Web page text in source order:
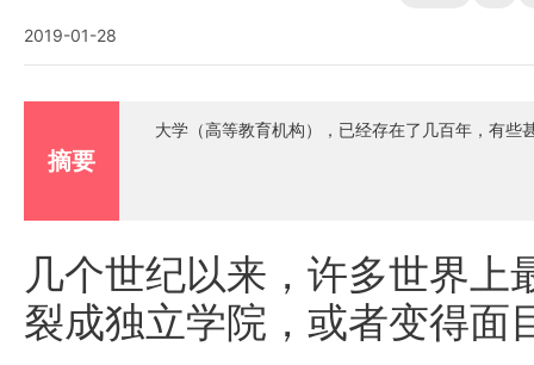
2019-01-28
摘要
大学（高等教育机构），已经存在了几百年，有
几个世纪以来，许多世界上
裂成独立学院，或者变得面